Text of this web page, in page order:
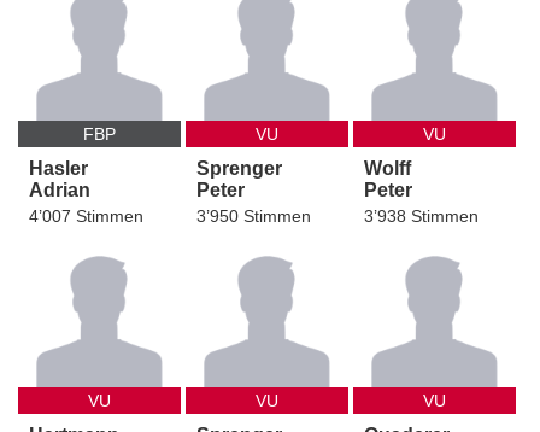
FBP
Hasler
Adrian
4’007 Stimmen
VU
Sprenger
Peter
3’950 Stimmen
VU
Wolff
Peter
3’938 Stimmen
VU VU VU